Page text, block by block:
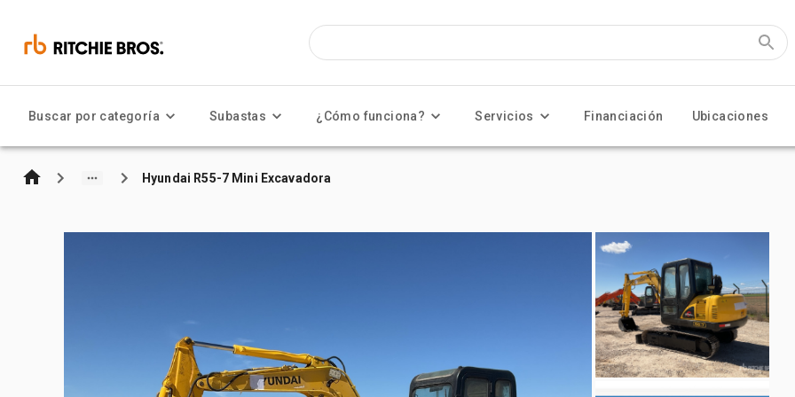
Buscar por categoría Subastas ¿Cómo funciona? Servicios Financiación Ubicaciones
Hyundai R55-7 Mini Excavadora